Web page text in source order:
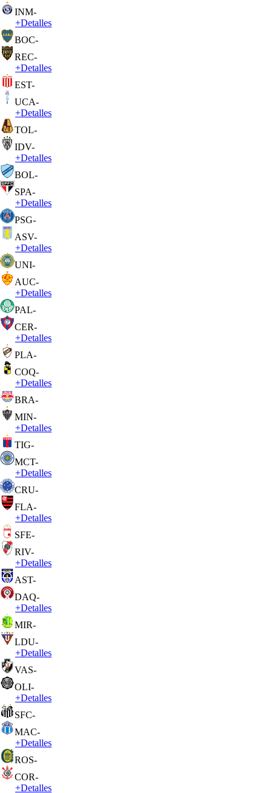
INM-
+Detalles
BOC-
REC-
+Detalles
EST-
UCA-
+Detalles
TOL-
IDV-
+Detalles
BOL-
SPA-
+Detalles
PSG-
ASV-
+Detalles
UNI-
AUC-
+Detalles
PAL-
CER-
+Detalles
PLA-
COQ-
+Detalles
BRA-
MIN-
+Detalles
TIG-
MCT-
+Detalles
CRU-
FLA-
+Detalles
SFE-
RIV-
+Detalles
AST-
DAQ-
+Detalles
MIR-
LDU-
+Detalles
VAS-
OLI-
+Detalles
SFC-
MAC-
+Detalles
ROS-
COR-
+Detalles